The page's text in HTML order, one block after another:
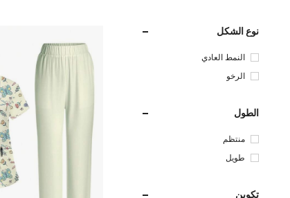
نوع الشكل
النمط العادي
الرخو
الطول
منتظم
طويل
تكوين